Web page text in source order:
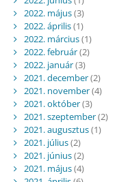
2022. május(3)
2022. április(1)
2022. március(1)
2022. február(2)
2022. január(3)
2021. december(2)
2021. november(4)
2021. október(3)
2021. szeptember(2)
2021. augusztus(1)
2021. július(2)
2021. június(2)
2021. május(4)